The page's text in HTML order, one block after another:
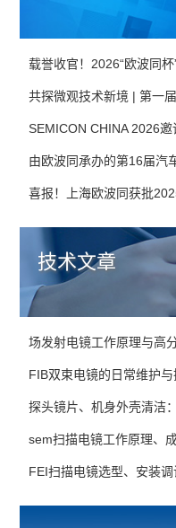
载誉收官！2026“欧波同杯”第十
共探微观技术新境 | 第一届赛默
SEMICON CHINA 2026邀
由欧波同承办的第16届汽车理化检测及
喜报！上海欧波同获批2025
技术文章
场发射电镜工作原理与高
FIB双束电镜的日常维护
探头镜片、机身外壳清洁：手持
sem扫描电镜工作原理、
FEI扫描电镜选型、安装